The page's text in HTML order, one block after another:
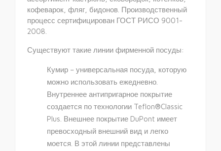
кофеварок, фляг, бидонов. Производственный
процесс сертифицирован ГОСТ РИСО 9001-
2008.
Существуют такие линии фирменной посуды:
Кумир – универсальная посуда, которую
можно использовать ежедневно.
Внутреннее антипригарное покрытие
создается по технологии Teflon®Classic
Plus. Внешнее покрытие DuPont имеет
превосходный внешний вид и легко
моется. В этой линии представлены